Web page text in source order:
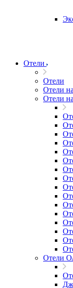
Отели
Отели
Отели
Отели
Отели